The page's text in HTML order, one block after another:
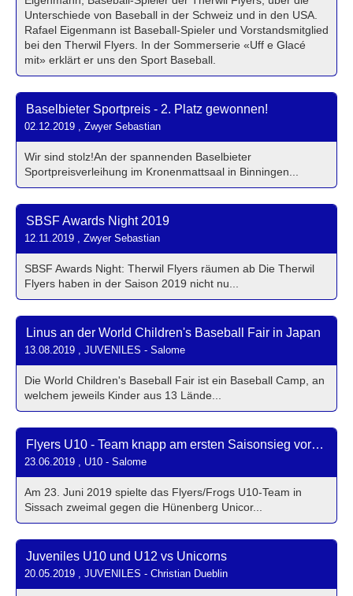
Unterschiede von Baseball in der Schweiz und in den USA.
Rafael Eigenmann ist Baseball-Spieler und Vorstandsmitglied
bei den Therwil Flyers. In der Sommerserie «Uff e Glacé
mit» erklärt er uns den Sport Baseball.
Baselbieter Sportpreis - 2. Platz gewonnen!
02.12.2019 , Zwyer Sebastian
Wir sind stolz!An der spannenden Baselbieter
Sportpreisverleihung im Kronenmattsaal in Binningen...
SBSF Awards Night 2019
12.11.2019 , Zwyer Sebastian
SBSF Awards Night: Therwil Flyers räumen ab Die Therwil
Flyers haben in der Saison 2019 nicht nu...
Linus an der World Children's Baseball Fair in Japan
13.08.2019 , JUVENILES - Salome
Die World Children's Baseball Fair ist ein Baseball Camp, an
welchem jeweils Kinder aus 13 Lände...
Flyers U10 - Team knapp am ersten Saisonsieg vorbei
23.06.2019 , U10 - Salome
Am 23. Juni 2019 spielte das Flyers/Frogs U10-Team in
Sissach zweimal gegen die Hünenberg Unicor...
Juveniles U10 und U12 vs Unicorns
20.05.2019 , JUVENILES - Christian Dueblin